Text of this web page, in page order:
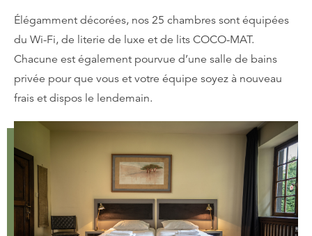
Élégamment décorées, nos 25 chambres sont équipées
du Wi-Fi, de literie de luxe et de lits COCO-MAT.
Chacune est également pourvue d’une salle de bains
privée pour que vous et votre équipe soyez à nouveau
frais et dispos le lendemain.